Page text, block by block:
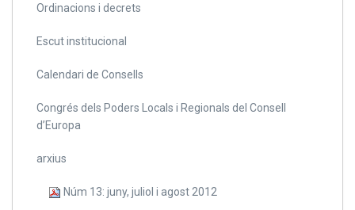
Ordinacions i decrets
Escut institucional
Calendari de Consells
Congrés dels Poders Locals i Regionals del Consell
d’Europa
arxius
Núm 13: juny, juliol i agost 2012